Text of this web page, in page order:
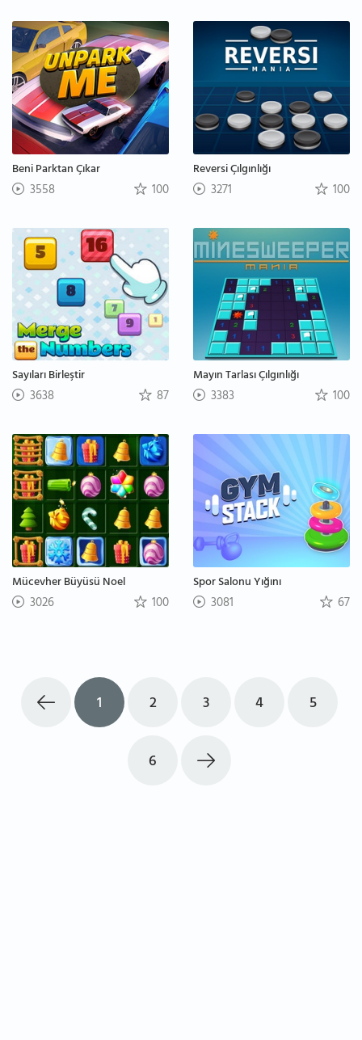
Beni Parktan Çıkar
3558 100
Reversi Çılgınlığı
3271 100
Sayıları Birleştir
3638 87
Mayın Tarlası Çılgınlığı
3383 100
Mücevher Büyüsü Noel
3026 100
Spor Salonu Yığını
3081 67
1 2 3 4 5
6